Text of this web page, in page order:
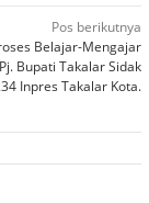
Pos berikutnya
Belajar-Mengajar
Bupati Takalar Sidak
Inpres Takalar Kota.